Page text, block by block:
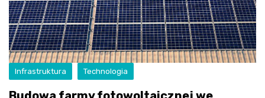
Infrastruktura Technologia